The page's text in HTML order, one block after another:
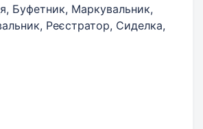
Буфетник, Маркувальник,
Реєстратор, Сиделка,